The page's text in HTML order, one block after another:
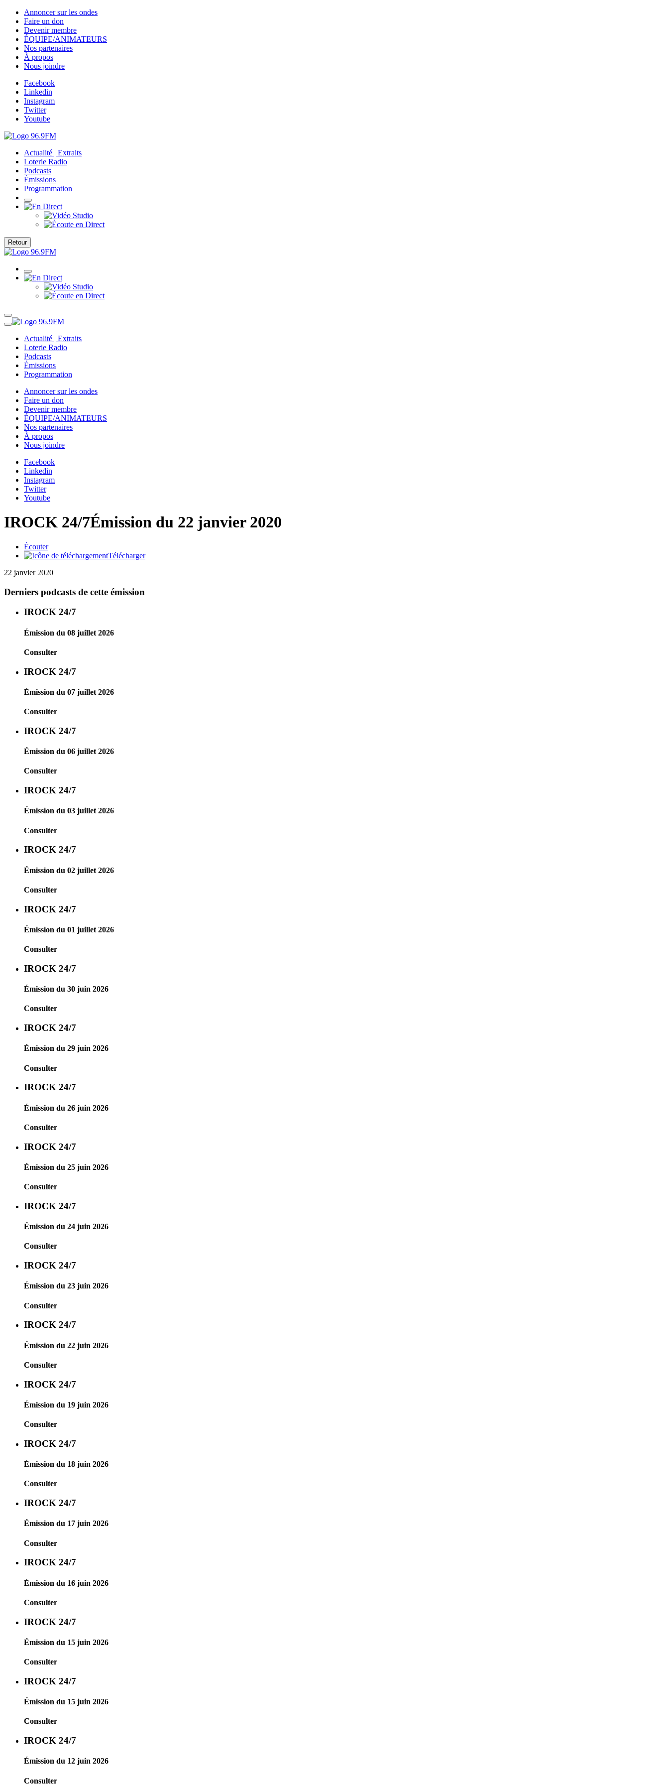
Annoncer sur les ondes
Faire un don
Devenir membre
ÉQUIPE/ANIMATEURS
Nos partenaires
À propos
Nous joindre
Facebook
Linkedin
Instagram
Twitter
Youtube
Actualité | Extraits
Loterie Radio
Podcasts
Émissions
Programmation
Retour
Actualité | Extraits
Loterie Radio
Podcasts
Émissions
Programmation
Annoncer sur les ondes
Faire un don
Devenir membre
ÉQUIPE/ANIMATEURS
Nos partenaires
À propos
Nous joindre
Facebook
Linkedin
Instagram
Twitter
Youtube
IROCK 24/7Émission du 22 janvier 2020
Écouter
Télécharger
22 janvier 2020
Derniers podcasts de cette émission
IROCK 24/7
Émission du 08 juillet 2026
Consulter
IROCK 24/7
Émission du 07 juillet 2026
Consulter
IROCK 24/7
Émission du 06 juillet 2026
Consulter
IROCK 24/7
Émission du 03 juillet 2026
Consulter
IROCK 24/7
Émission du 02 juillet 2026
Consulter
IROCK 24/7
Émission du 01 juillet 2026
Consulter
IROCK 24/7
Émission du 30 juin 2026
Consulter
IROCK 24/7
Émission du 29 juin 2026
Consulter
IROCK 24/7
Émission du 26 juin 2026
Consulter
IROCK 24/7
Émission du 25 juin 2026
Consulter
IROCK 24/7
Émission du 24 juin 2026
Consulter
IROCK 24/7
Émission du 23 juin 2026
Consulter
IROCK 24/7
Émission du 22 juin 2026
Consulter
IROCK 24/7
Émission du 19 juin 2026
Consulter
IROCK 24/7
Émission du 18 juin 2026
Consulter
IROCK 24/7
Émission du 17 juin 2026
Consulter
IROCK 24/7
Émission du 16 juin 2026
Consulter
IROCK 24/7
Émission du 15 juin 2026
Consulter
IROCK 24/7
Émission du 15 juin 2026
Consulter
IROCK 24/7
Émission du 12 juin 2026
Consulter